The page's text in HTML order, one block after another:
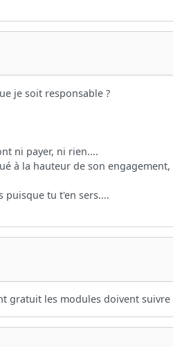
je soit responsable ?
ni payer, ni rien....
à la hauteur de son
tu t'en sers....
gratuit les modules doivent